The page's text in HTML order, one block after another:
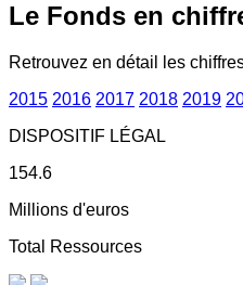
Le Fonds en
Retrouvez en détail les
2015 2016 2017 2018 2019
DISPOSITIF LÉGAL
154.6
Millions d'euros
Total Ressources